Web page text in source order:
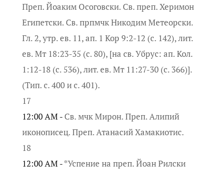
Преп. Йоаким Осоговски. Св. преп. Херимон
Египетски. Св. прпмчк Никодим Метеорски.
Гл. 2, утр. ев. 11, ап. 1 Кор 9:2-12 (с. 142), лит.
ев. Мт 18:23-35 (с. 80), [на св. Убрус: ап. Кол.
1:12-18 (с. 536), лит. ев. Мт 11:27-30 (с. 366)].
(Тип. с. 400 и с. 401).
17
12:00 AM - Св. мчк Мирон. Преп. Алипий
иконописец. Преп. Атанасий Хамакиотис.
18
12:00 AM -*Успение на преп. Йоан Рилски